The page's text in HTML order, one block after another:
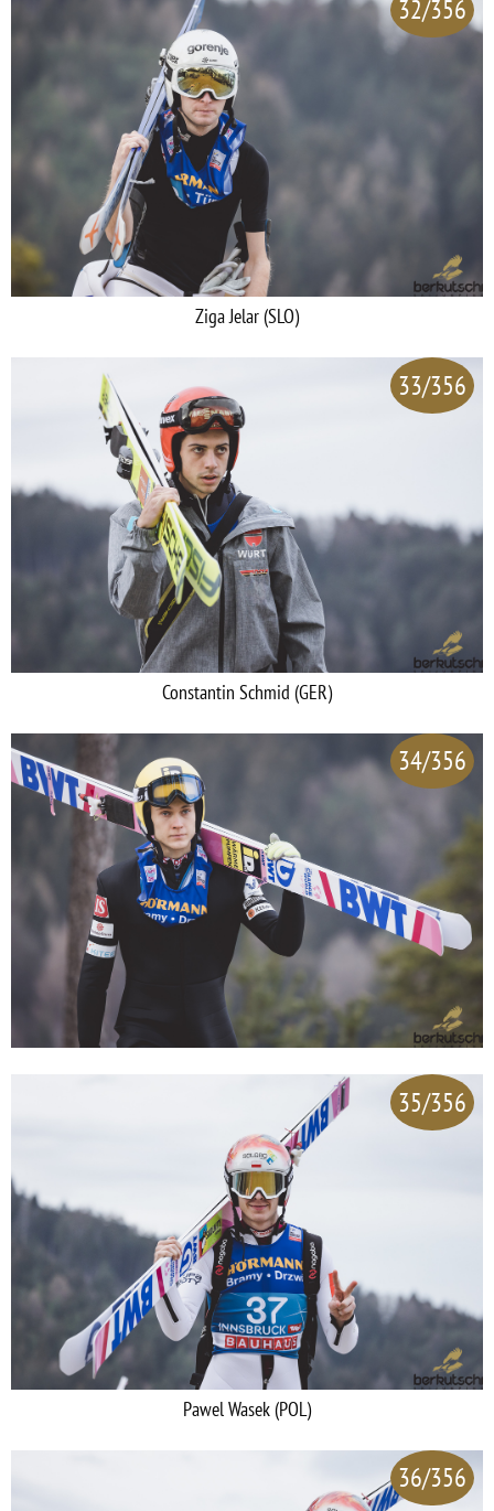
32/356
Ziga Jelar (SLO)
33/356
Constantin Schmid (GER)
34/356
35/356
Pawel Wasek (POL)
36/356